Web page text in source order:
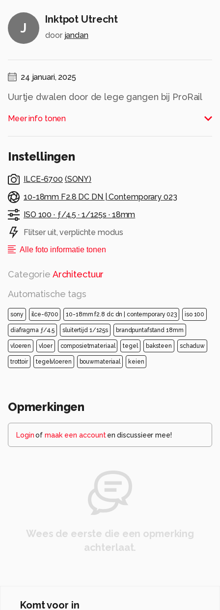
J
Inktpot Utrecht
door jandan
24 januari, 2025
Uurtje dwalen door de lege gangen bij ProRail
Alle rechten voorbehouden
Meer info tonen
Instellingen
ILCE-6700 (SONY)
10-18mm F2.8 DC DN | Contemporary 023
ISO 100 · ƒ/4.5 · 1/125s · 18mm
Flitser uit, verplichte modus
Alle foto informatie tonen
Categorie Architectuur
Automatische tags
sony ilce-6700 10-18mm f2.8 dc dn | contemporary 023 iso 100
diafragma ƒ/4.5 sluitertijd 1/125s brandpuntafstand 18mm
vloeren vloer composietmateriaal tegel baksteen schaduw
trottoir tegelvloeren bouwmateriaal keien
Opmerkingen
Loginof maak een account en discussieer mee!
Wees de eerste die een opmerking
achterlaat.
Komt voor in